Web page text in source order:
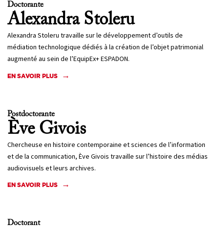
Doctorante
AlexandraStoleru
Alexandra Stoleru travaille sur le développement d’outils de
médiation technologique dédiés à la création de l’objet patrimonial
augmenté au sein de l’EquipEx+ ESPADON.
EN SAVOIR PLUS
Postdoctorante
ÈveGivois
Chercheuse en histoire contemporaine et sciences de l’information
et de la communication, Ève Givois travaille sur l’histoire des médias
audiovisuels et leurs archives.
EN SAVOIR PLUS
Doctorant